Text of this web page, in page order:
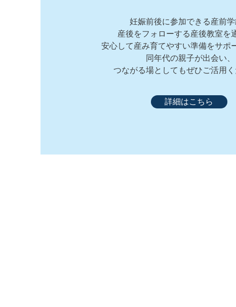
妊娠前後に参加できる産前学
産後をフォローする産後教室を
安心して産み育てやすい準備をサポ
同年代の親子が出会い、
つながる場としてもぜひご活用く
詳細はこちら